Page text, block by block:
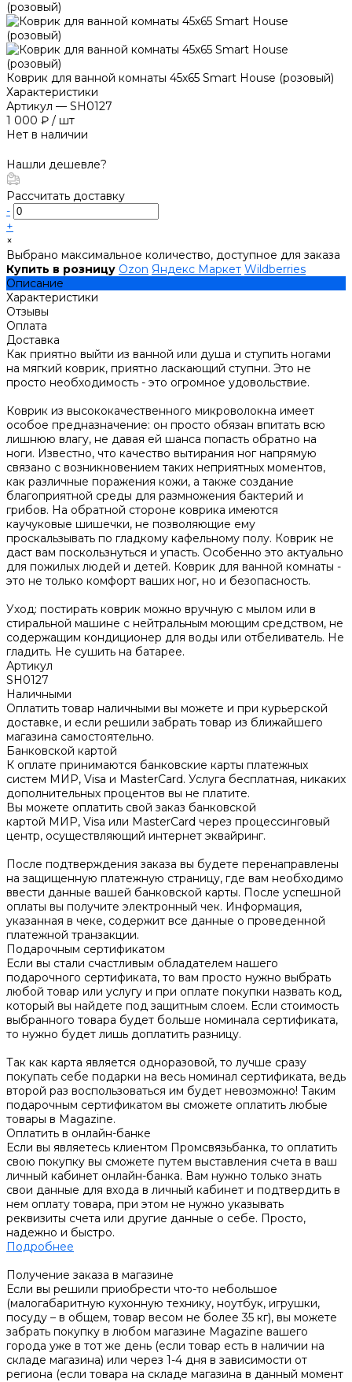
Коврик для ванной комнаты 45х65 Smart House (розовый)
Характеристики
Артикул — SH0127
1 000 ₽ / шт
Нет в наличии
Нашли дешевле?
Рассчитать доставку
-
+
×
Выбрано максимальное количество, доступное для заказа
Купить в розницу Ozon Яндекс Маркет Wildberries
Описание
Характеристики
Отзывы
Оплата
Доставка
Как приятно выйти из ванной или душа и ступить ногами
на мягкий коврик, приятно ласкающий ступни. Это не
просто необходимость - это огромное удовольствие.
Коврик из высококачественного микроволокна имеет
особое предназначение: он просто обязан впитать всю
лишнюю влагу, не давая ей шанса попасть обратно на
ноги. Известно, что качество вытирания ног напрямую
связано с возникновением таких неприятных моментов,
как различные поражения кожи, а также создание
благоприятной среды для размножения бактерий и
грибов. На обратной стороне коврика имеются
каучуковые шишечки, не позволяющие ему
проскальзывать по гладкому кафельному полу. Коврик не
даст вам поскользнуться и упасть. Особенно это актуально
для пожилых людей и детей. Коврик для ванной комнаты -
это не только комфорт ваших ног, но и безопасность.
Уход: постирать коврик можно вручную с мылом или в
стиральной машине с нейтральным моющим средством, не
содержащим кондиционер для воды или отбеливатель. Не
гладить. Не сушить на батарее.
Артикул
SH0127
Наличными
Оплатить товар наличными вы можете и при курьерской
доставке, и если решили забрать товар из ближайшего
магазина самостоятельно.
Банковской картой
К оплате принимаются банковские карты платежных
систем МИР, Visa и MasterCard. Услуга бесплатная, никаких
дополнительных процентов вы не платите.
Вы можете оплатить свой заказ банковской
картой МИР, Visa или MasterCard через процессинговый
центр, осуществляющий интернет эквайринг.
После подтверждения заказа вы будете перенаправлены
на защищенную платежную страницу, где вам необходимо
ввести данные вашей банковской карты. После успешной
оплаты вы получите электронный чек. Информация,
указанная в чеке, содержит все данные о проведенной
платежной транзакции.
Подарочным сертификатом
Если вы стали счастливым обладателем нашего
подарочного сертификата, то вам просто нужно выбрать
любой товар или услугу и при оплате покупки назвать код,
который вы найдете под защитным слоем. Если стоимость
выбранного товара будет больше номинала сертификата,
то нужно будет лишь доплатить разницу.
Так как карта является одноразовой, то лучше сразу
покупать себе подарки на весь номинал сертификата, ведь
второй раз воспользоваться им будет невозможно! Таким
подарочным сертификатом вы сможете оплатить любые
товары в Magazine.
Оплатить в онлайн-банке
Если вы являетесь клиентом Промсвязьбанка, то оплатить
свою покупку вы сможете путем выставления счета в ваш
личный кабинет онлайн-банка. Вам нужно только знать
свои данные для входа в личный кабинет и подтвердить в
нем оплату товара, при этом не нужно указывать
реквизиты счета или другие данные о себе. Просто,
надежно и быстро.
Подробнее
Получение заказа в магазине
Если вы решили приобрести что-то небольшое
(малогабаритную кухонную технику, ноутбук, игрушки,
посуду – в общем, товар весом не более 35 кг), вы можете
забрать покупку в любом магазине Magazine вашего
города уже в тот же день (если товар есть в наличии на
складе магазина) или через 1-4 дня в зависимости от
региона (если товара на складе магазина в данный момент